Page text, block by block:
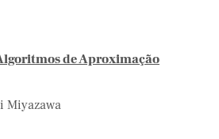
de Aproximação
Miyazawa